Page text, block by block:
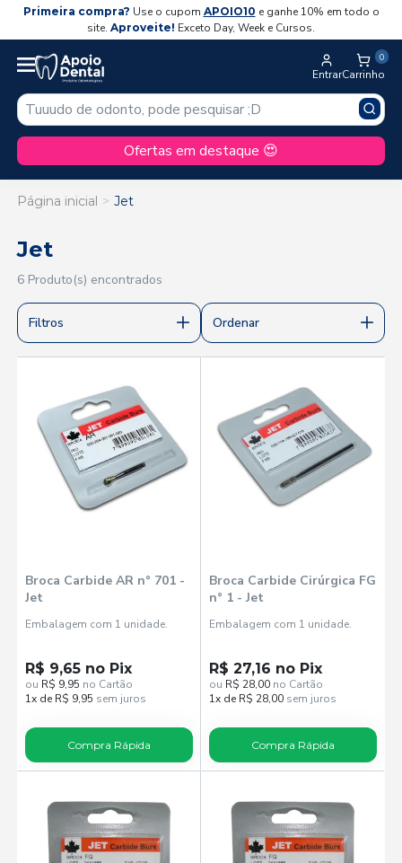
Primeira compra? Use o cupom APOIO10 e ganhe 10% em todo o
site. Aproveite! Exceto Day, Week e Cursos.
Entrar
0
Carrinho
Ofertas em destaque 😍
Página inicial Jet
Jet
6 Produto(s) encontrados
Filtros Ordenar
Broca Carbide AR n° 701 -
Jet
Embalagem com 1 unidade.
R$ 9,65 no Pix
ou R$ 9,95 no Cartão
1x de R$ 9,95 sem juros
Compra Rápida
Broca Carbide Cirúrgica FG
n° 1 - Jet
Embalagem com 1 unidade.
R$ 27,16 no Pix
ou R$ 28,00 no Cartão
1x de R$ 28,00 sem juros
Compra Rápida